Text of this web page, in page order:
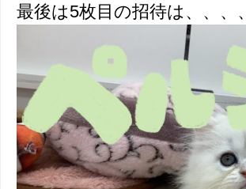
最後は5枚目の招待は、、、、